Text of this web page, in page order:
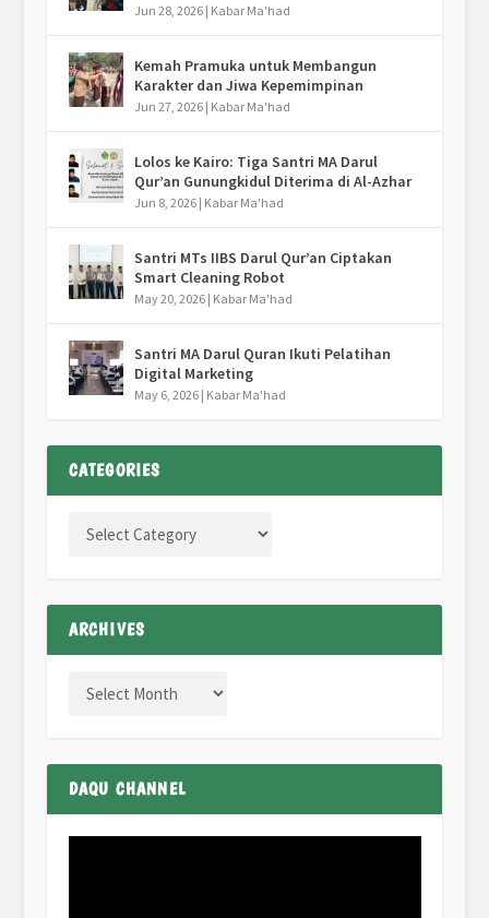
Jun 28, 2026| Kabar Ma'had
Kemah Pramuka untuk Membangun
Karakter dan Jiwa Kepemimpinan
Jun 27, 2026| Kabar Ma'had
Lolos ke Kairo: Tiga Santri MA Darul
Qur’an Gunungkidul Diterima di Al-Azhar
Jun 8, 2026| Kabar Ma'had
Santri MTs IIBS Darul Qur’an Ciptakan
Smart Cleaning Robot
May 20, 2026| Kabar Ma'had
Santri MA Darul Quran Ikuti Pelatihan
Digital Marketing
May 6, 2026| Kabar Ma'had
CATEGORIES
ARCHIVES
DAQU CHANNEL